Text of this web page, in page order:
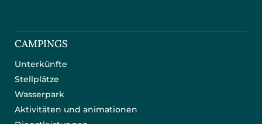
CAMPINGS
Unterkünfte
Stellplätze
Wasserpark
Aktivitäten und animationen